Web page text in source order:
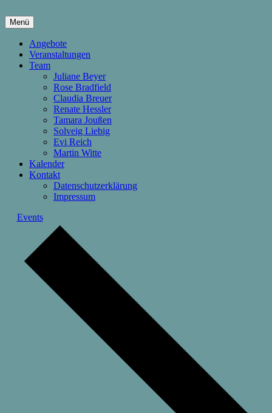
zum
InhaltDie Wachstumsfuge
Menü
Angebote
Veranstaltungen
Team
Juliane Beyer
Rose Bradfield
Claudia Breuer
Renate Hessler
Tamara Joußen
Solveig Liebig
Evi Reich
Martin Witte
Kalender
Kontakt
Datenschutzerklärung
Impressum
Events